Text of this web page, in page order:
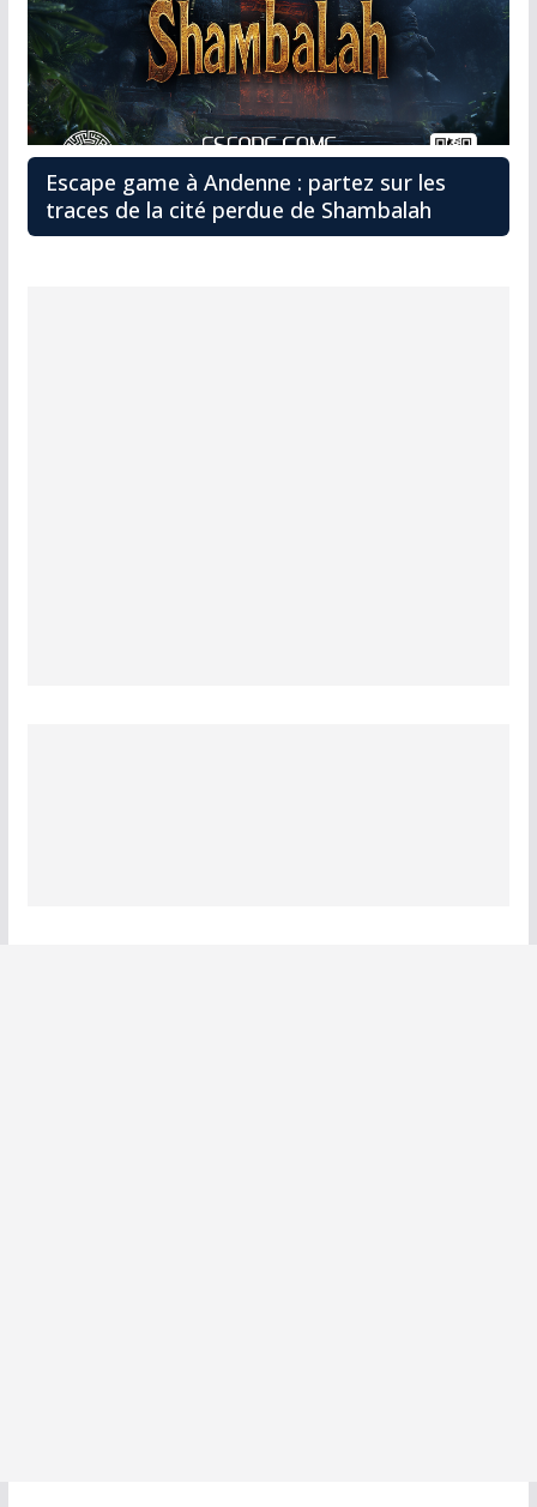
Escape game à Andenne : partez sur les
traces de la cité perdue de Shambalah